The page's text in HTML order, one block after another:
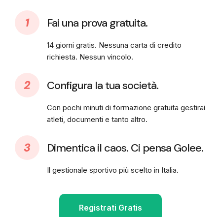
Fai una prova gratuita.
14 giorni gratis. Nessuna carta di credito
richiesta. Nessun vincolo.
Configura la tua società.
Con pochi minuti di formazione gratuita gestirai
atleti, documenti e tanto altro.
Dimentica il caos. Ci pensa Golee.
Il gestionale sportivo più scelto in Italia.
Registrati Gratis